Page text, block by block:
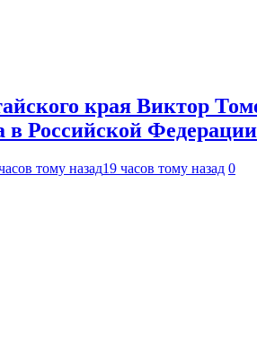
края Виктор
в Российской Федерации
тому назад19 часов тому назад 0